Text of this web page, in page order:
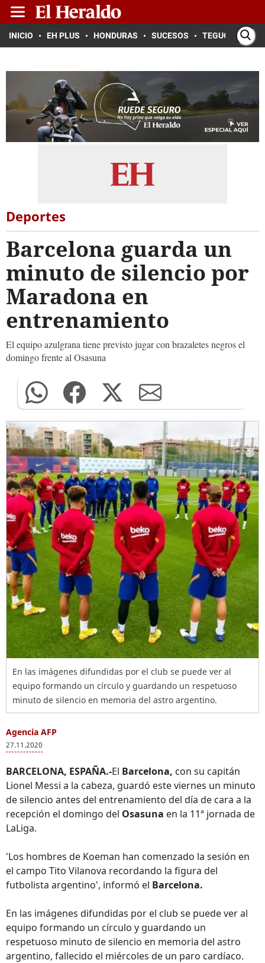
INICIO EH PLUS HONDURAS SUCESOS TEGUCIGALPA
Deportes
Barcelona guarda un
minuto de silencio por
Maradona en
entrenamiento
El equipo azulgrana tiene previsto jugar con brazaletes negros el
domingo frente al Osasuna
En las imágenes difundidas por el club se puede ver al
equipo formando un círculo y guardando un respetuoso
minuto de silencio en memoria del astro argentino.
Agencia AFP
27.11.2020
BARCELONA, ESPAÑA.-El Barcelona, con su capitán
Lionel Messi a la cabeza, guardó este viernes un minuto
de silencio antes del entrenamiento del día de cara a la
recepción el domingo del Osasuna en la 11ª jornada de
LaLiga.
'Los hombres de Koeman han comenzado la sesión en
el campo Tito Vilanova recordando la figura del
futbolista argentino', informó el Barcelona.
En las imágenes difundidas por el club se puede ver al
equipo formando un círculo y guardando un
respetuoso minuto de silencio en memoria del astro
argentino, fallecido el miércoles de un paro cardíaco.